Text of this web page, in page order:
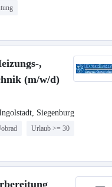
,
(m/w/d)
Siegenburg
Urlaub >= 30